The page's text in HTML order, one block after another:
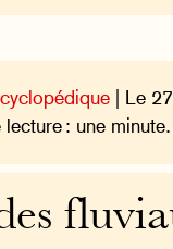
| Le
lecture : une minute.